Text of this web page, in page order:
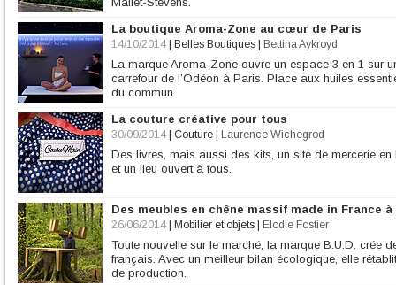
La boutique Aroma-Zone au cœur de Paris
14/10/2014 Belles Boutiques Bettina Aykroyd
La marque Aroma-Zone ouvre un espace 3 en 1 sur
carrefour de l’Odéon à Paris. Place aux huiles
du commun.
La couture créative pour tous
30/09/2014 Couture Laurence Wichegrod
Des livres, mais aussi des kits, un site de mercerie
et un lieu ouvert à tous.
Des meubles en chêne massif made in France à
26/06/2014 Mobilier et objets Elodie Fostier
Toute nouvelle sur le marché, la marque B.U.D. crée
français. Avec un meilleur bilan écologique, elle
de production.